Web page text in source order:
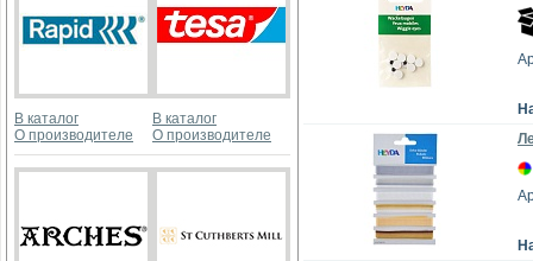
В каталог
О производителе
В каталог
О производителе